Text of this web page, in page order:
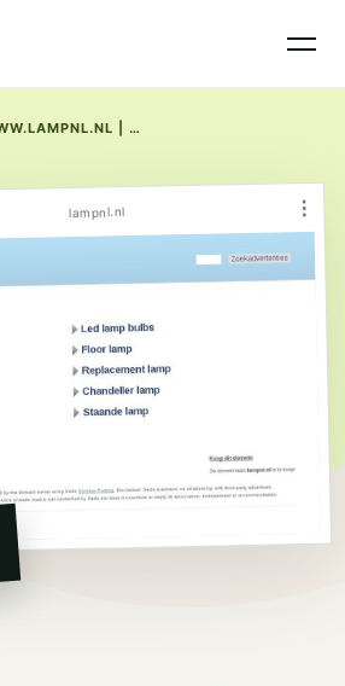
WWW.LAMPNL.NL | DE ONLINE WINKEL VOOR UW BINNEN- EN BUITENVERLICHTING
lampnl.nl ⋮